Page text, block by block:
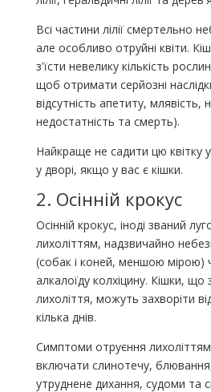
Всі частини лілії смертельно
але особливо отруйні квіти.
з'їсти невелику кількість
щоб отримати серйозні
відсутність апетиту, млявість,
недостатність та смерть).
Найкраще не садити цю квітку
у дворі, якщо у вас є кішки.
2. Осінній крокус
Осінній крокус, іноді званий
лихоліттям, надзвичайно
(собак і коней, меншою мірою)
алкалоїду колхіцину. Кішки, що
лихоліття, можуть захворіти
кілька днів.
Симптоми отруєння
включати слинотечу,
утруднене дихання, судоми та